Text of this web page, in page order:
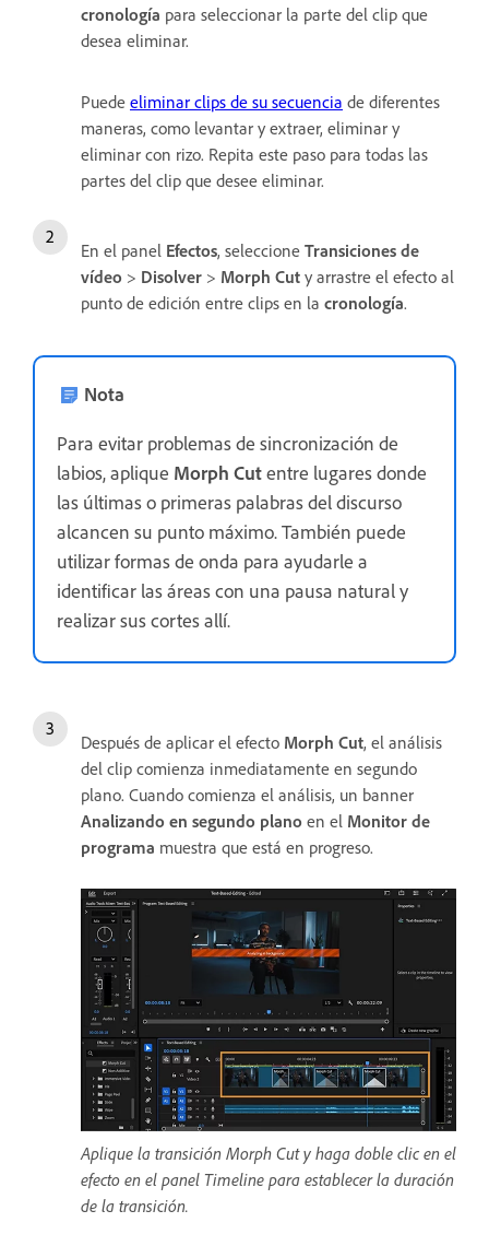
cronología para seleccionar la parte del clip que
desea eliminar.
Puede eliminar clips de su secuencia de diferentes
maneras, como levantar y extraer, eliminar y
eliminar con rizo. Repita este paso para todas las
partes del clip que desee eliminar.
En el panel Efectos, seleccione Transiciones de
vídeo > Disolver > Morph Cut y arrastre el efecto al
punto de edición entre clips en la cronología.
Nota
Para evitar problemas de sincronización de
labios, aplique Morph Cutentre lugares donde
las últimas o primeras palabras del discurso
alcancen su punto máximo. También puede
utilizar formas de onda para ayudarle a
identificar las áreas con una pausa natural y
realizar sus cortes allí.
Después de aplicar el efecto Morph Cut, el análisis
del clip comienza inmediatamente en segundo
plano. Cuando comienza el análisis, un banner
Analizando en segundo plano en el Monitor de
programa muestra que está en progreso.
Aplique la transición Morph Cut y haga doble clic en el
efecto en el panel Timeline para establecer la duración
de la transición.